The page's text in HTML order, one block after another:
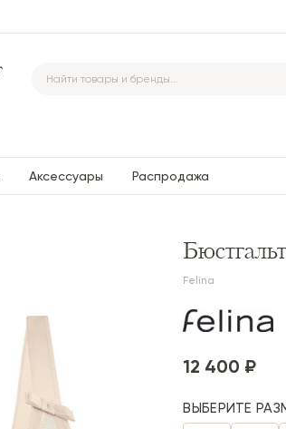
Аксессуары Распродажа
Felina
12 400 ₽
ВЫБЕРИТЕ